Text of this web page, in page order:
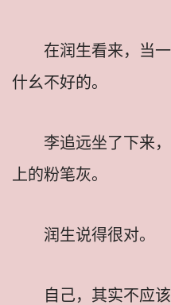
在润生看来，当
什幺不好的。
李追远坐了下来
上的粉笔灰。
润生说得很对。
自己，其实不应